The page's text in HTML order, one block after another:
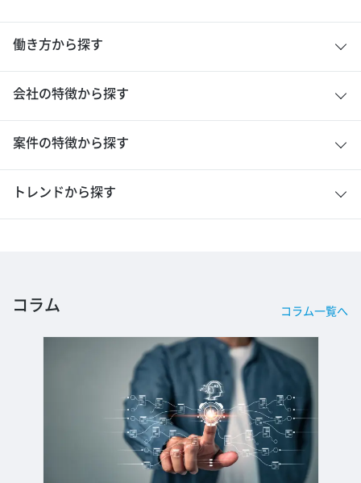
働き方から探す
会社の特徴から探す
案件の特徴から探す
トレンドから探す
コラム コラム一覧へ